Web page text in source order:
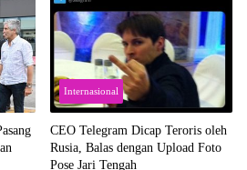
Internasional
CEO Telegram Dicap Teroris oleh
Rusia, Balas dengan Upload Foto
Pose Jari Tengah